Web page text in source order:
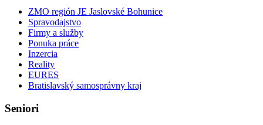
ZMO región JE Jaslovské Bohunice
Spravodajstvo
Firmy a služby
Ponuka práce
Inzercia
Reality
EURES
Bratislavský samosprávny kraj
Seniori